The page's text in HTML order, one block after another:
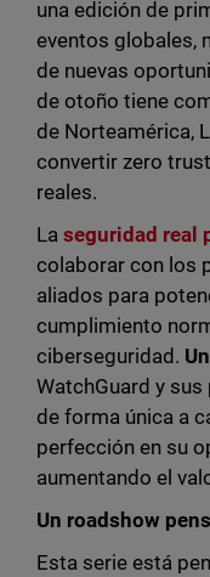
una edición de
eventos globales,
de nuevas
de otoño tiene
de Norteamérica,
convertir zero
reales.
Laseguridad real
colaborar con los
aliados para
cumplimiento
ciberseguridad.
WatchGuard y
de forma única a
perfección en su
aumentando el
Un roadshow
Esta serie está